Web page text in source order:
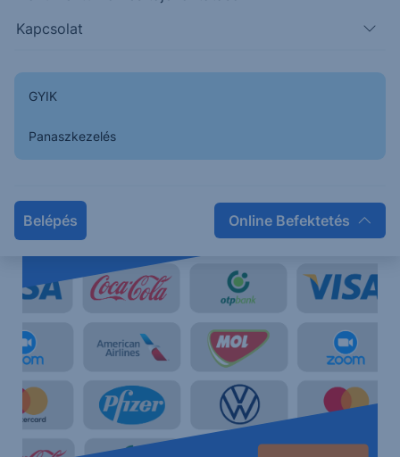
Kapcsolat
GYIK
Panaszkezelés
Belépés Online Befektetés
Erste Netbroker
Kereskedjen közvetlenül a magyar, az osztrák, a német
és az amerikai piacon